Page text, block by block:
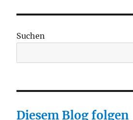
Chatbot-
Suchen
Diesem Blog folgen